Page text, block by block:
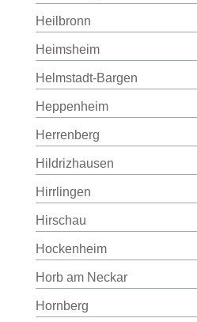
Heilbronn
Heimsheim
Helmstadt-Bargen
Heppenheim
Herrenberg
Hildrizhausen
Hirrlingen
Hirschau
Hockenheim
Horb am Neckar
Hornberg